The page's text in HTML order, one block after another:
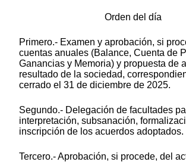
Orden del día
Primero.- Examen y aprobación, si
cuentas anuales (Balance, Cuenta de
Ganancias y Memoria) y propuesta de
resultado de la sociedad,
cerrado el 31 de diciembre de 2025.
Segundo.- Delegación de facultades
interpretación, subsanación,
inscripción de los acuerdos adoptados.
Tercero.- Aprobación, si procede, del